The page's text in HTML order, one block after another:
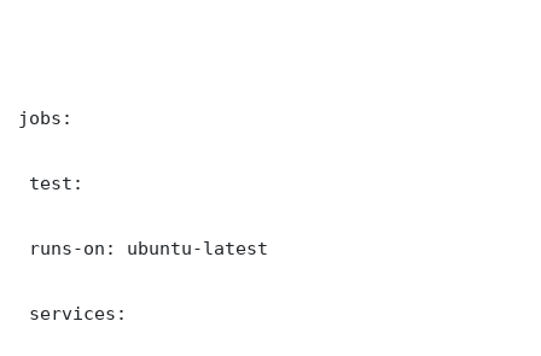
jobs:
test:
runs-on: ubuntu-latest
services: